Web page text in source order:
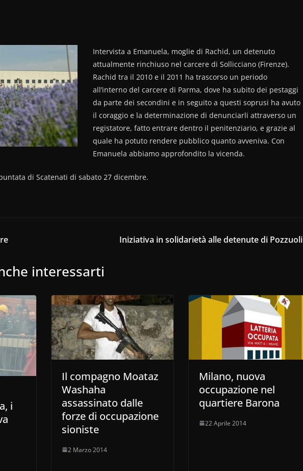
Intervista a Emanuela, moglie di Rachid, un detenuto
attualmente rinchiuso nel carcere di Sollicciano (Firenze).
Rachid tra il 2010 e il 2011 ha trascorso un periodo
all’interno del carcere di Parma, dove ha subito dei pestaggi
da parte dei secondini e in seguito a questi soprusi ha avuto
il coraggio e la determinazione di denunciarli attraverso un
registatore, fatto entrare dentro il penitenziario, e grazie al
quale ha potuto rendere pubblico quanto avveniva. Con
Emanuela abbiamo approfondito la vicenda.
di Scatenati di sabato 27 dicembre.
Iniziativa in solidarietà alle detenute di Pozzuoli
interessarti
i
Il compagno Moataz
Washaha
assassinato dalle
forze di occupazione
sioniste
2 Marzo 2014
Milano, nuova
occupazione nel
quartiere Barona
22 Aprile 2014